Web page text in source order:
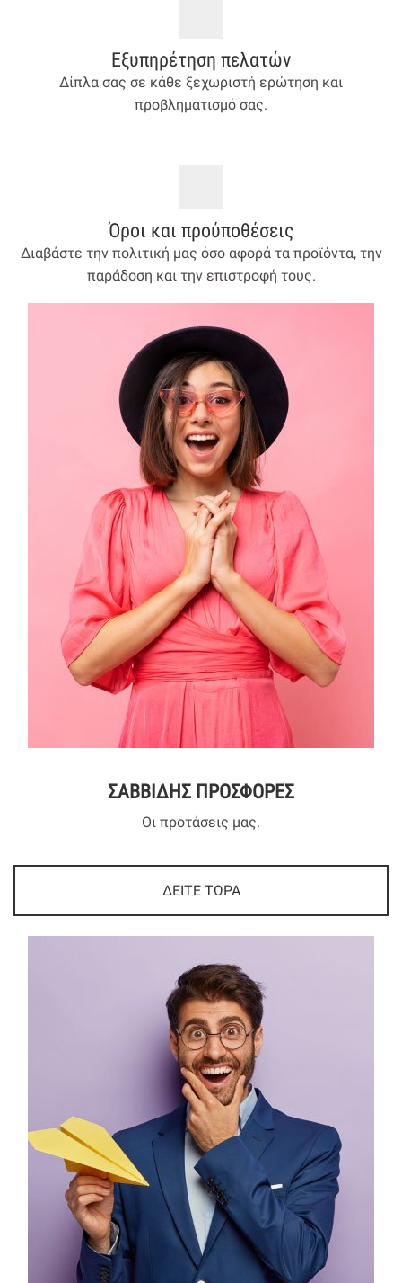
Εξυπηρέτηση πελατών
Δίπλα σας σε κάθε ξεχωριστή ερώτηση και
προβληματισμό σας.
Όροι και προύποθέσεις
Διαβάστε την πολιτική μας όσο αφορά τα προϊόντα, την
παράδοση και την επιστροφή τους.
ΣΑΒΒΙΔΗΣ ΠΡΟΣΦΟΡΕΣ
Οι προτάσεις μας.
ΔΕΙΤΕ ΤΩΡΑ